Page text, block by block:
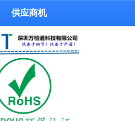
供应商机